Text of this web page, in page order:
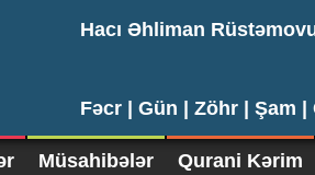
Hacı Əhliman
Fəcr | Gün | Zöhr | Şam |
Müsahibələr Qurani Kərim